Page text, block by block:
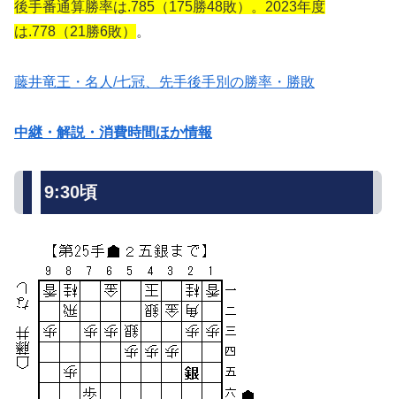
後手番通算勝率は.785（175勝48敗）。2023年度
は.778（21勝6敗）
。
藤井竜王・名人/七冠、先手後手別の勝率・勝敗
中継・解説・消費時間ほか情報
9:30頃